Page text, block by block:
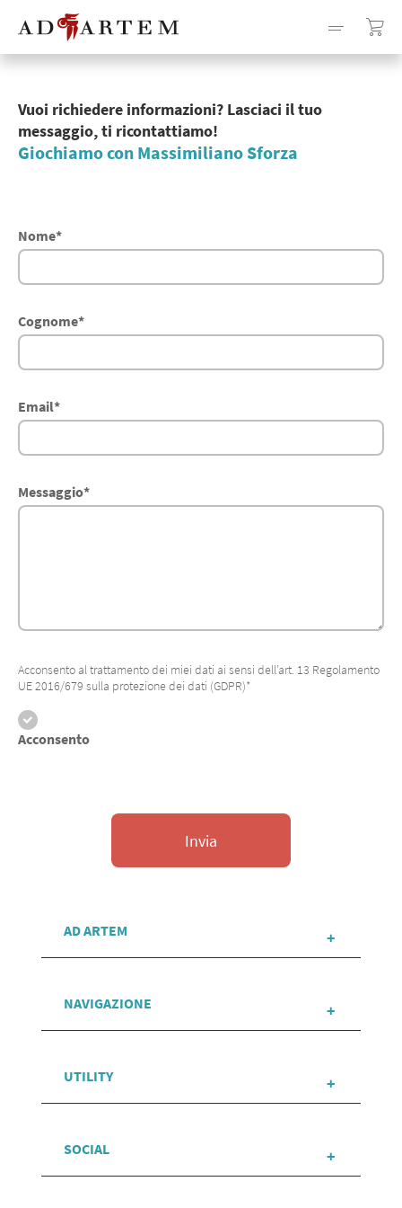
Vuoi richiedere informazioni? Lasciaci il tuo
messaggio, ti ricontattiamo!
Giochiamo con Massimiliano Sforza
Nome*
Cognome*
Email*
Messaggio*
Acconsento al trattamento dei miei dati ai sensi dell’art. 13 Regolamento
UE 2016/679 sulla protezione dei dati (GDPR)*
Acconsento
AD ARTEM
NAVIGAZIONE
UTILITY
SOCIAL